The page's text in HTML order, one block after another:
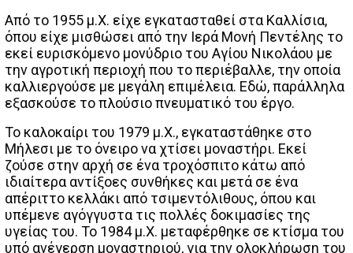
Από το 1955 μ.Χ. είχε εγκατασταθεί στα Καλλίσια,
όπου είχε μισθώσει από την Ιερά Μονή Πεντέλης το
εκεί ευρισκόμενο μονύδριο του Αγίου Νικολάου με
την αγροτική περιοχή που το περιέβαλλε, την οποία
καλλιεργούσε με μεγάλη επιμέλεια. Εδώ, παράλληλα
εξασκούσε το πλούσιο πνευματικό του έργο.
Το καλοκαίρι του 1979 μ.Χ., εγκαταστάθηκε στο
Μήλεσι με το όνειρο να χτίσει μοναστήρι. Εκεί
ζούσε στην αρχή σε ένα τροχόσπιτο κάτω από
ιδιαίτερα αντίξοες συνθήκες και μετά σε ένα
απέριττο κελλάκι από τσιμεντόλιθους, όπου και
υπέμενε αγόγγυστα τις πολλές δοκιμασίες της
υγείας του. Το 1984 μ.Χ. μεταφέρθηκε σε κτίσμα του
υπό ανέγερση μοναστηριού, για την ολοκλήρωση του